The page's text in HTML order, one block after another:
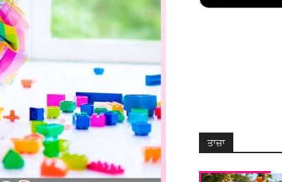
ਤਾਜ਼ਾ